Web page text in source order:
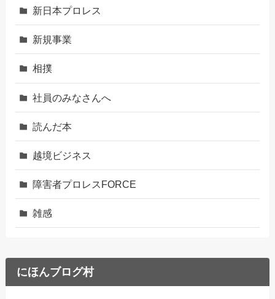
新日本プロレス
新規事業
相撲
社員のみなさんへ
読んだ本
越境ビジネス
障害者プロレスFORCE
雑感
にほんブログ村